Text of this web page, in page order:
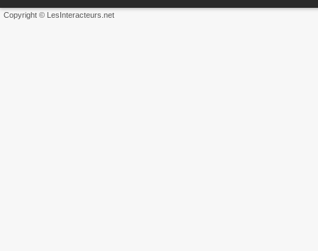
Copyright © LesInteracteurs.net